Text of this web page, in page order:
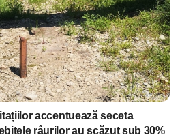
accentuează seceta
râurilor au scăzut sub 30%